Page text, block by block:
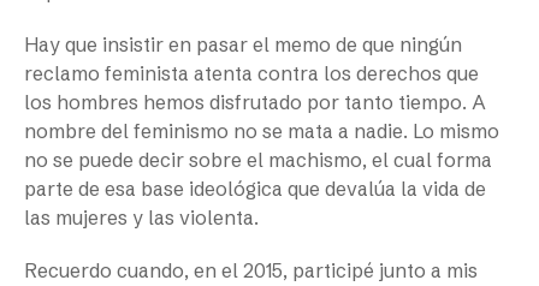
Hay que insistir en pasar el memo de que ningún
reclamo feminista atenta contra los derechos que
los hombres hemos disfrutado por tanto tiempo. A
nombre del feminismo no se mata a nadie. Lo mismo
no se puede decir sobre el machismo, el cual forma
parte de esa base ideológica que devalúa la vida de
las mujeres y las violenta.
Recuerdo cuando, en el 2015, participé junto a mis